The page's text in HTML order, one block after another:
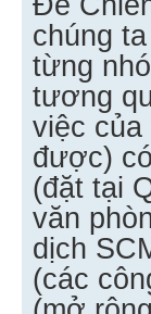
chúng
từng
tương
việc của
được)
(đặt tại
văn
dịch
(các